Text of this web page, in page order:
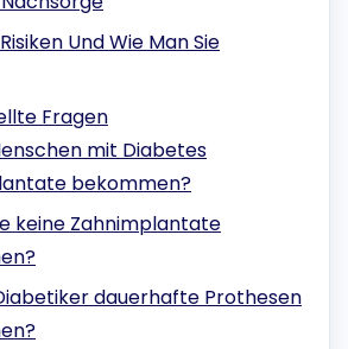
Und Wie Man Sie
Fragen
mit Diabetes
bekommen?
keine Zahnimplantate
dauerhafte Prothesen